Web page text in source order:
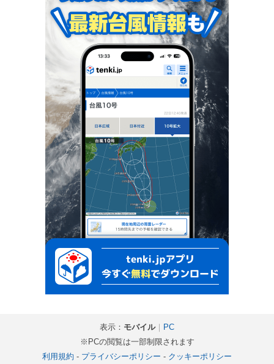
表示： モバイル｜
PC
※PCの閲覧は一部制限されます
利用規約 - プライバシーポリシー - クッキーポリシー